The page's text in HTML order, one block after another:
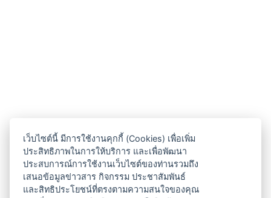
เว็บไซต์นี้ มีการใช้งานคุกกี้ (Cookies) เพื่อเพิ่ม
ประสิทธิภาพในการให้บริการ และเพื่อพัฒนา
ประสบการณ์การใช้งานเว็บไซต์ของท่านรวมถึง
เสนอข้อมูลข่าวสาร กิจกรรม ประชาสัมพันธ์
และสิทธิประโยชน์ที่ตรงตามความสนใจของคุณ